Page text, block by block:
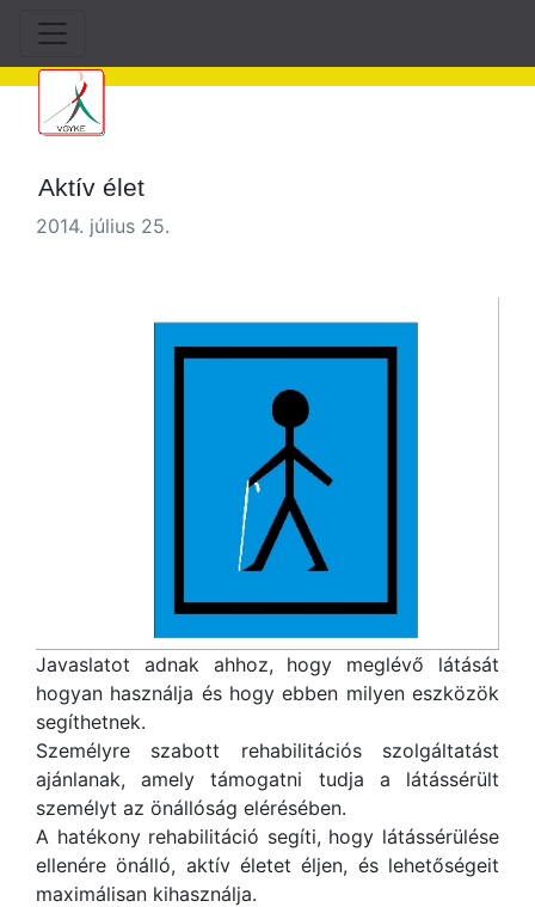
Aktív élet
2014. július 25.
Javaslatot adnak ahhoz, hogy meglévő látását
hogyan használja és hogy ebben milyen eszközök
segíthetnek.
Személyre szabott rehabilitációs szolgáltatást
ajánlanak, amely támogatni tudja a látássérült
személyt az önállóság elérésében.
A hatékony rehabilitáció segíti, hogy látássérülése
ellenére önálló, aktív életet éljen, és lehetőségeit
maximálisan kihasználja.